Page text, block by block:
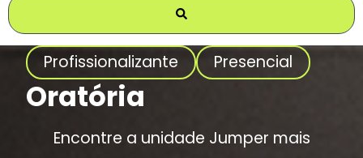
Profissionalizante Presencial
Oratória
Encontre a unidade Jumper mais